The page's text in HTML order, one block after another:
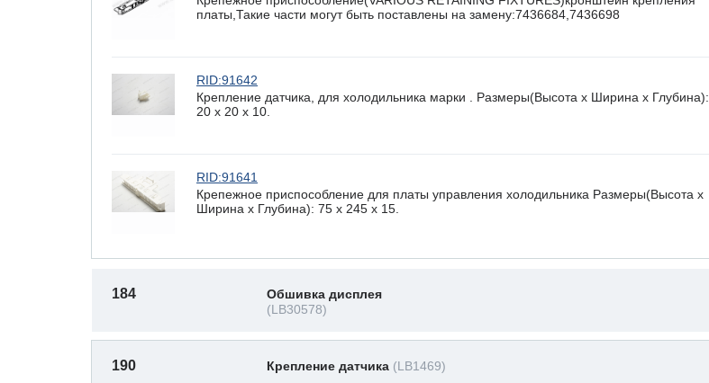
платы,Такие части могут быть поставлены на замену:7436684,7436698
RID:91642
Крепление датчика, для холодильника марки . Размеры(Высота х Ширина х Глубина):
20 x 20 х 10.
RID:91641
Крепежное приспособление для платы управления холодильника Размеры(Высота х
Ширина х Глубина): 75 x 245 х 15.
184
Обшивка дисплея
(LB30578)
190 Крепление датчика (LB1469)